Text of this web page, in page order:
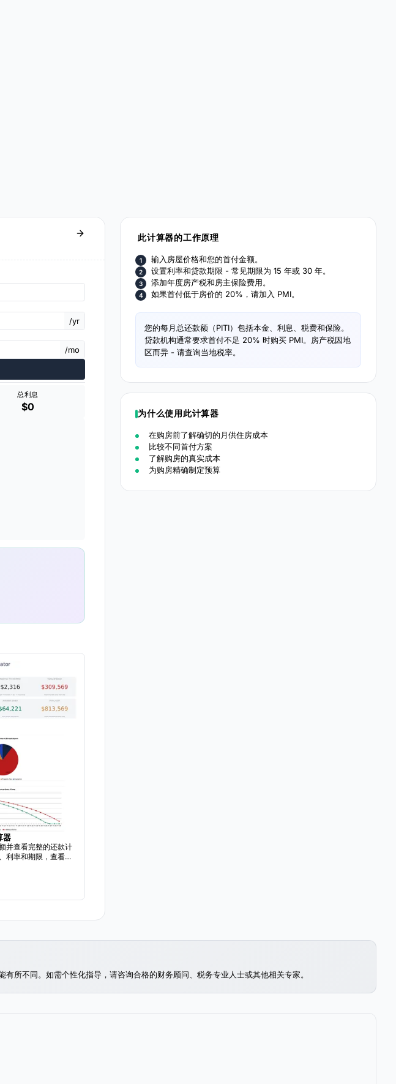
/yr
/mo
总利息
$0
器
并查看完整的还款计
利率和期限，查看整
此计算器的工作原理
输入房屋价格和您的首付金额。
设置利率和贷款期限 - 常见期限为 15 年或 30 年。
添加年度房产税和房主保险费用。
如果首付低于房价的 20%，请加入 PMI。
您的每月总还款额（PITI）包括本金、利息、税费和保险。
贷款机构通常要求首付不足 20% 时购买 PMI。房产税因地
区而异 - 请查询当地税率。
为什么使用此计算器
在购房前了解确切的月供住房成本
比较不同首付方案
了解购房的真实成本
为购房精确制定预算
所不同。如需个性化指导，请咨询合格的财务顾问、税务专业人士或其他相关专家。